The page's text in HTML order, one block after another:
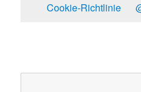
Cookie-Richtlinie